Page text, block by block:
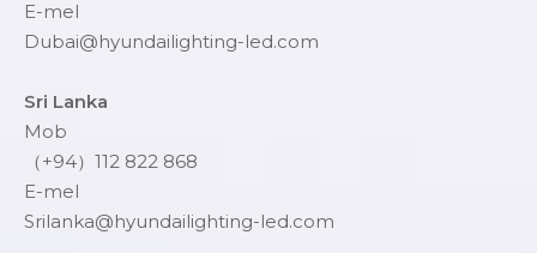
E-mel
Dubai@hyundailighting-led.com
Sri Lanka
Mob
（+94）112 822 868
E-mel
Srilanka@hyundailighting-led.com